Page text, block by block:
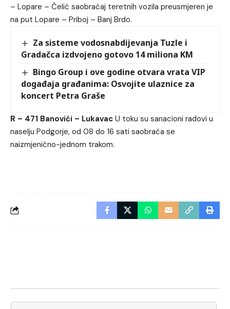
– Lopare – Čelić saobraćaj teretnih vozila preusmjeren je
na put Lopare – Priboj – Banj Brdo.
Za sisteme vodosnabdijevanja Tuzle i
Gradačca izdvojeno gotovo 14 miliona KM
Bingo Group i ove godine otvara vrata VIP
događaja građanima: Osvojite ulaznice za
koncert Petra Graše
R – 471 Banovići – Lukavac U toku su sanacioni radovi u
naselju Podgorje, od 08 do 16 sati saobraća se
naizmjenično-jednom trakom.